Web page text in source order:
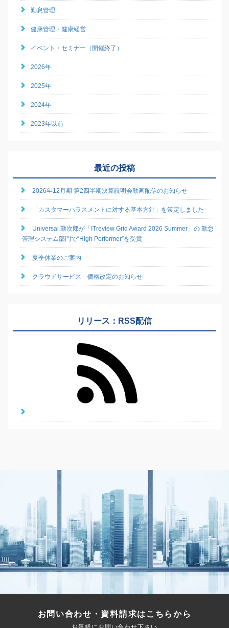
勤怠管理
健康管理・健康経営
イベント・セミナー（開催終了）
2026年
2025年
2024年
2023年以前
最近の投稿
2026年12月期 第2四半期決算説明会動画配信のお知らせ
「カスタマーハラスメントに対する基本方針」を策定しました
Universal 勤次郎が「ITreview Grid Award 2026 Summer」の 勤怠
管理システム部門で“High Performer”を受賞
夏季休業のご案内
クラウドサービス 価格改定のお知らせ
リリース：RSS配信
お問い合わせ・資料請求はこちらから